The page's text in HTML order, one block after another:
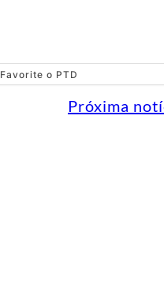
Favorite o PTD
Próxima